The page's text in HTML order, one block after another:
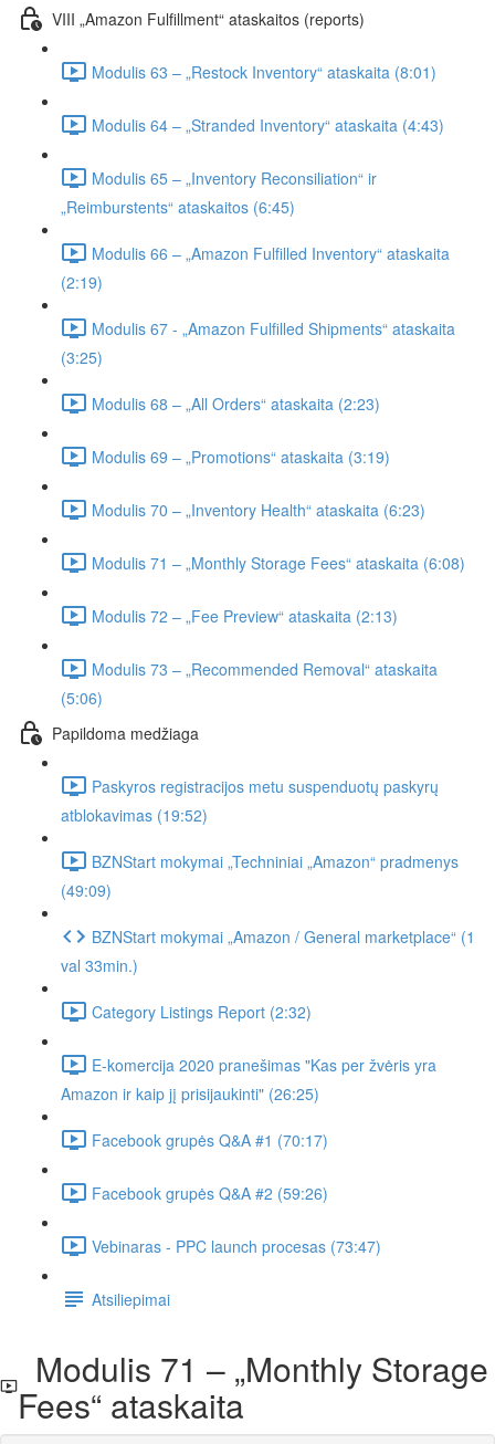
VIII „Amazon Fulfillment“ ataskaitos (reports)
Modulis 63 – „Restock Inventory“ ataskaita (8:01)
Modulis 64 – „Stranded Inventory“ ataskaita (4:43)
Modulis 65 – „Inventory Reconsiliation“ ir
„Reimburstents“ ataskaitos (6:45)
Modulis 66 – „Amazon Fulfilled Inventory“ ataskaita
(2:19)
Modulis 67 - „Amazon Fulfilled Shipments“ ataskaita
(3:25)
Modulis 68 – „All Orders“ ataskaita (2:23)
Modulis 69 – „Promotions“ ataskaita (3:19)
Modulis 70 – „Inventory Health“ ataskaita (6:23)
Modulis 71 – „Monthly Storage Fees“ ataskaita (6:08)
Modulis 72 – „Fee Preview“ ataskaita (2:13)
Modulis 73 – „Recommended Removal“ ataskaita
(5:06)
Papildoma medžiaga
Paskyros registracijos metu suspenduotų paskyrų
atblokavimas (19:52)
BZNStart mokymai „Techniniai „Amazon“ pradmenys
(49:09)
BZNStart mokymai „Amazon / General marketplace“ (1
val 33min.)
Category Listings Report (2:32)
E-komercija 2020 pranešimas "Kas per žvėris yra
Amazon ir kaip jį prisijaukinti" (26:25)
Facebook grupės Q&A #1 (70:17)
Facebook grupės Q&A #2 (59:26)
Vebinaras - PPC launch procesas (73:47)
Atsiliepimai
Modulis 71 – „Monthly Storage
Fees“ ataskaita